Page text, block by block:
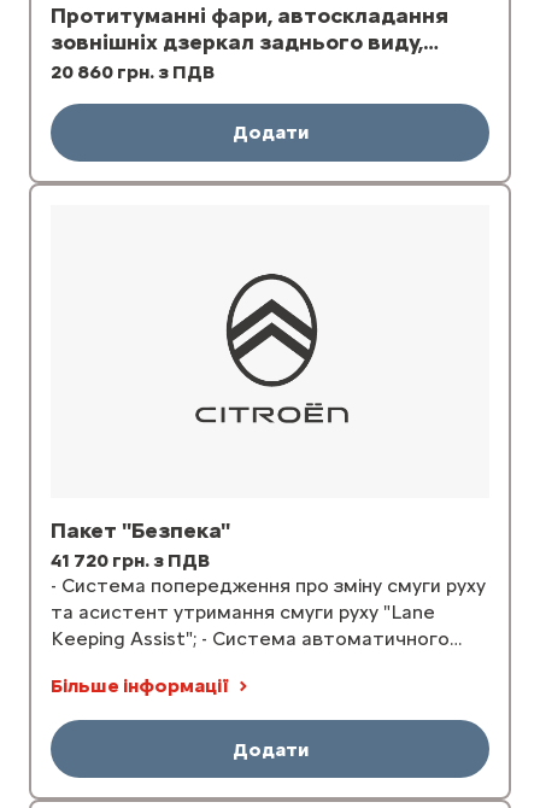
Протитуманні фари, автоскладання
зовнішніх дзеркал заднього виду,
розетка 12В у вантажному відділі
20 860 грн. з ПДВ
Додати
Пакет "Безпека"
41 720 грн. з ПДВ
- Система попередження про зміну смуги руху
та асистент утримання смуги руху "Lane
Keeping Assist"; - Система автоматичного
Більше інформації
Додати